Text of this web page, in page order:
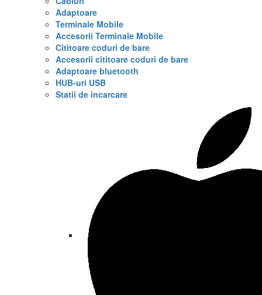
Adaptoare
Terminale Mobile
Accesorii Terminale Mobile
Cititoare coduri de bare
Accesorii cititoare coduri de bare
Adaptoare bluetooth
HUB-uri USB
Statii de incarcare